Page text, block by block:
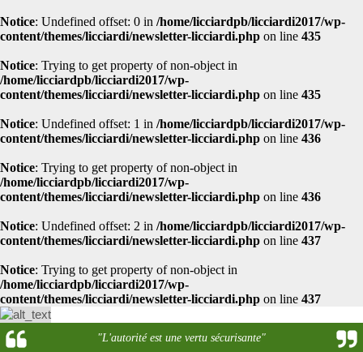
Notice: Undefined offset: 0 in /home/licciardpb/licciardi2017/wp-
content/themes/licciardi/newsletter-licciardi.php on line 435
Notice: Trying to get property of non-object in
/home/licciardpb/licciardi2017/wp-
content/themes/licciardi/newsletter-licciardi.php on line 435
Notice: Undefined offset: 1 in /home/licciardpb/licciardi2017/wp-
content/themes/licciardi/newsletter-licciardi.php on line 436
Notice: Trying to get property of non-object in
/home/licciardpb/licciardi2017/wp-
content/themes/licciardi/newsletter-licciardi.php on line 436
Notice: Undefined offset: 2 in /home/licciardpb/licciardi2017/wp-
content/themes/licciardi/newsletter-licciardi.php on line 437
Notice: Trying to get property of non-object in
/home/licciardpb/licciardi2017/wp-
content/themes/licciardi/newsletter-licciardi.php on line 437
"L'autorité est une vertu sécurisante"